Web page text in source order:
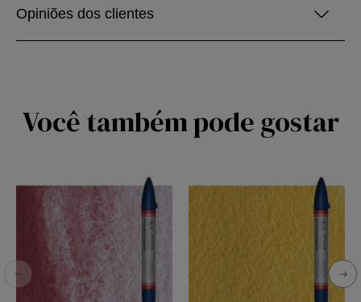
Opiniões dos clientes
Você também pode gostar